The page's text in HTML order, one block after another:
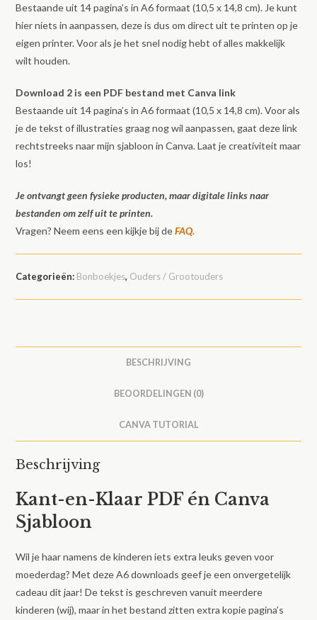
Bestaande uit 14 pagina’s in A6 formaat (10,5 x 14,8 cm). Je kunt
hier niets in aanpassen, deze is dus om direct uit te printen op je
eigen printer. Voor als je het snel nodig hebt of alles makkelijk
wilt houden.
Download 2 is een PDF bestand met Canva link
Bestaande uit 14 pagina’s in A6 formaat (10,5 x 14,8 cm). Voor als
je de tekst of illustraties graag nog wil aanpassen, gaat deze link
rechtstreeks naar mijn sjabloon in Canva. Laat je creativiteit maar
los!
Je ontvangt geen fysieke producten, maar digitale links naar
bestanden om zelf uit te printen.
Vragen? Neem eens een kijkje bij deFAQ.
Categorieën: Bonboekjes, Ouders / Grootouders
BESCHRIJVING
BEOORDELINGEN (0)
CANVA TUTORIAL
Beschrijving
Kant-en-Klaar PDF én Canva
Sjabloon
Wil je haar namens de kinderen iets extra leuks geven voor
moederdag? Met deze A6 downloads geef je een onvergetelijk
cadeau dit jaar! De tekst is geschreven vanuit meerdere
kinderen (wij), maar in het bestand zitten extra kopie pagina’s